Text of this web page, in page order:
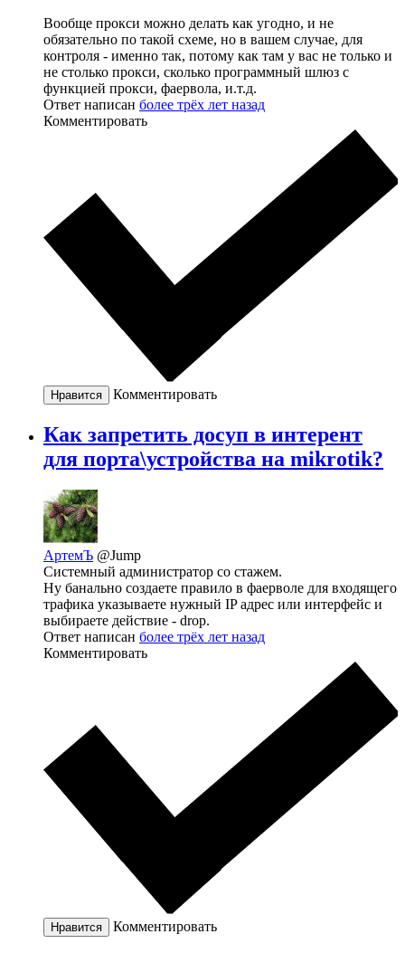
Вообще прокси можно делать как угодно, и не
обязательно по такой схеме, но в вашем случае, для
контроля - именно так, потому как там у вас не только и
не столько прокси, сколько программный шлюз с
функцией прокси, фаервола, и.т.д.
Ответ написан более трёх лет назад
Комментировать
Нравится Комментировать
Как запретить досуп в интерент
для порта\устройства на mikrotik?
АртемЪ @Jump
Системный администратор со стажем.
Ну банально создаете правило в фаерволе для входящего
трафика указываете нужный IP адрес или интерфейс и
выбираете действие - drop.
Ответ написан более трёх лет назад
Комментировать
Нравится Комментировать